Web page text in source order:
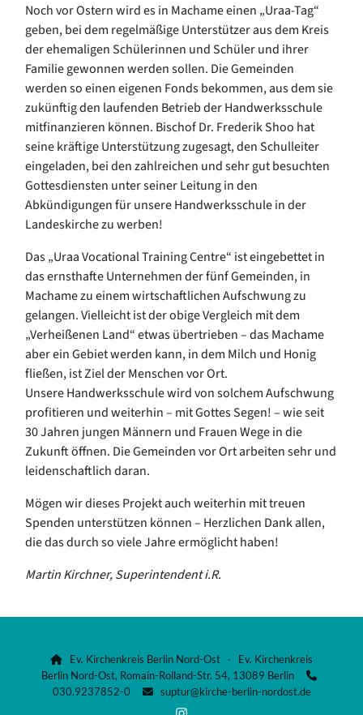
Noch vor Ostern wird es in Machame einen „Uraa-Tag“
geben, bei dem regelmäßige Unterstützer aus dem Kreis
der ehemaligen Schülerinnen und Schüler und ihrer
Familie gewonnen werden sollen. Die Gemeinden
werden so einen eigenen Fonds bekommen, aus dem sie
zukünftig den laufenden Betrieb der Handwerksschule
mitfinanzieren können. Bischof Dr. Frederik Shoo hat
seine kräftige Unterstützung zugesagt, den Schulleiter
eingeladen, bei den zahlreichen und sehr gut besuchten
Gottesdiensten unter seiner Leitung in den
Abkündigungen für unsere Handwerksschule in der
Landeskirche zu werben!
Das „Uraa Vocational Training Centre“ ist eingebettet in
das ernsthafte Unternehmen der fünf Gemeinden, in
Machame zu einem wirtschaftlichen Aufschwung zu
gelangen. Vielleicht ist der obige Vergleich mit dem
„Verheißenen Land“ etwas übertrieben – das Machame
aber ein Gebiet werden kann, in dem Milch und Honig
fließen, ist Ziel der Menschen vor Ort.
Unsere Handwerksschule wird von solchem Aufschwung
profitieren und weiterhin – mit Gottes Segen! – wie seit
30 Jahren jungen Männern und Frauen Wege in die
Zukunft öffnen. Die Gemeinden vor Ort arbeiten sehr und
leidenschaftlich daran.
Mögen wir dieses Projekt auch weiterhin mit treuen
Spenden unterstützen können – Herzlichen Dank allen,
die das durch so viele Jahre ermöglicht haben!
Martin Kirchner, Superintendent i.R.

Ev. Kirchenkreis Berlin Nord-Ost · Ev. Kirchenkreis
Berlin Nord-Ost, Romain-Rolland-Str. 54, 13089 Berlin

030.9237852-0 suptur@kirche-berlin-nordost.de